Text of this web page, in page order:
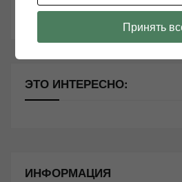
Почему виниловые пластинки
ЭТО ИНТЕРЕСНО:
ИНФОРМАЦИЯ
Принять